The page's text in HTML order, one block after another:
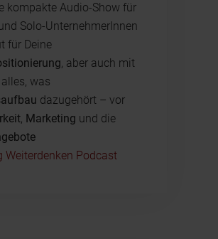
kompakte Audio-Show für
Solo-UnternehmerInnen
für Deine
, aber auch mit
was
dazugehört – vor
, Marketing und die
Weiterdenken Podcast